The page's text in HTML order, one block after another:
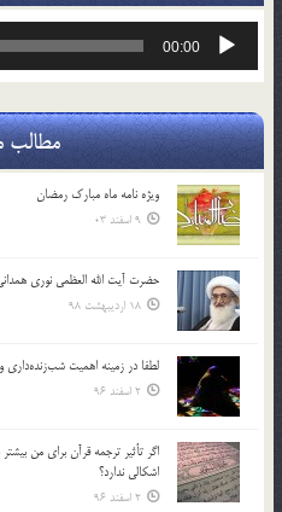
پخش‌کننده
00:00
مطالب
ویژه نامه ماه مبارک رمضان
9 اسفند 03
حضرت آیت الله العظمی نوری
18 اردیبهشت 98
لطفا در زمينه اهميت شب‌زنده‌داري
2 اسفند 96
اگر تأثير ترجمه قرآن براي من
اشكالي ندارد؟
2 اسفند 96